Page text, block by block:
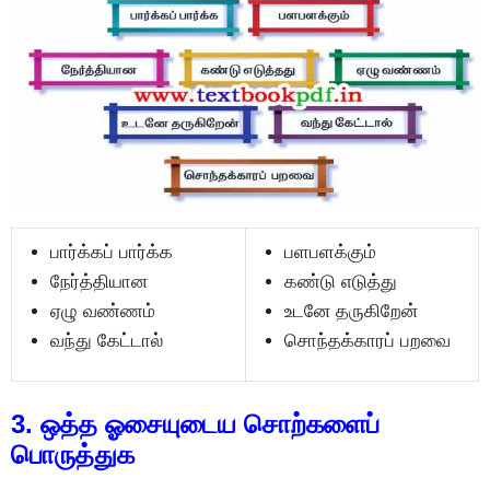
பார்க்கப் பார்க்க
நேர்த்தியான
ஏழு வண்ணம்
வந்து கேட்டால்
பளபளக்கும்
கண்டு எடுத்து
உடனே தருகிறேன்
சொந்தக்காரப் பறவை
3. ஒத்த ஓசையுடைய சொற்களைப்
பொருத்துக